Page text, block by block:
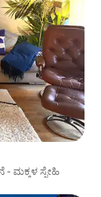
ಮಕ್ಕಳ ಸ್ನೇಹಿ